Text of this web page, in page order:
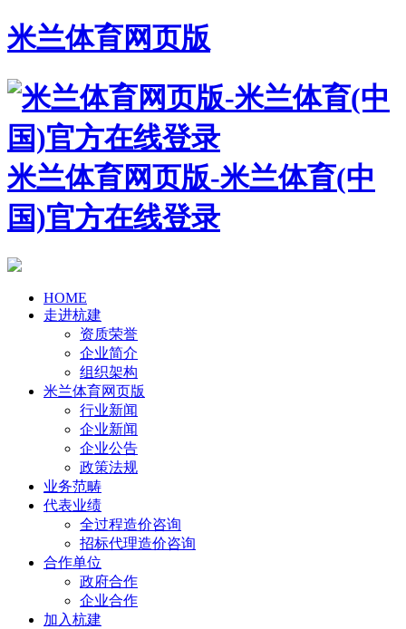
米兰体育网页版
米兰体育网页版-米兰体育(中
国)官方在线登录
HOME
走进杭建
资质荣誉
企业简介
组织架构
米兰体育网页版
行业新闻
企业新闻
企业公告
政策法规
业务范畴
代表业绩
全过程造价咨询
招标代理造价咨询
合作单位
政府合作
企业合作
加入杭建